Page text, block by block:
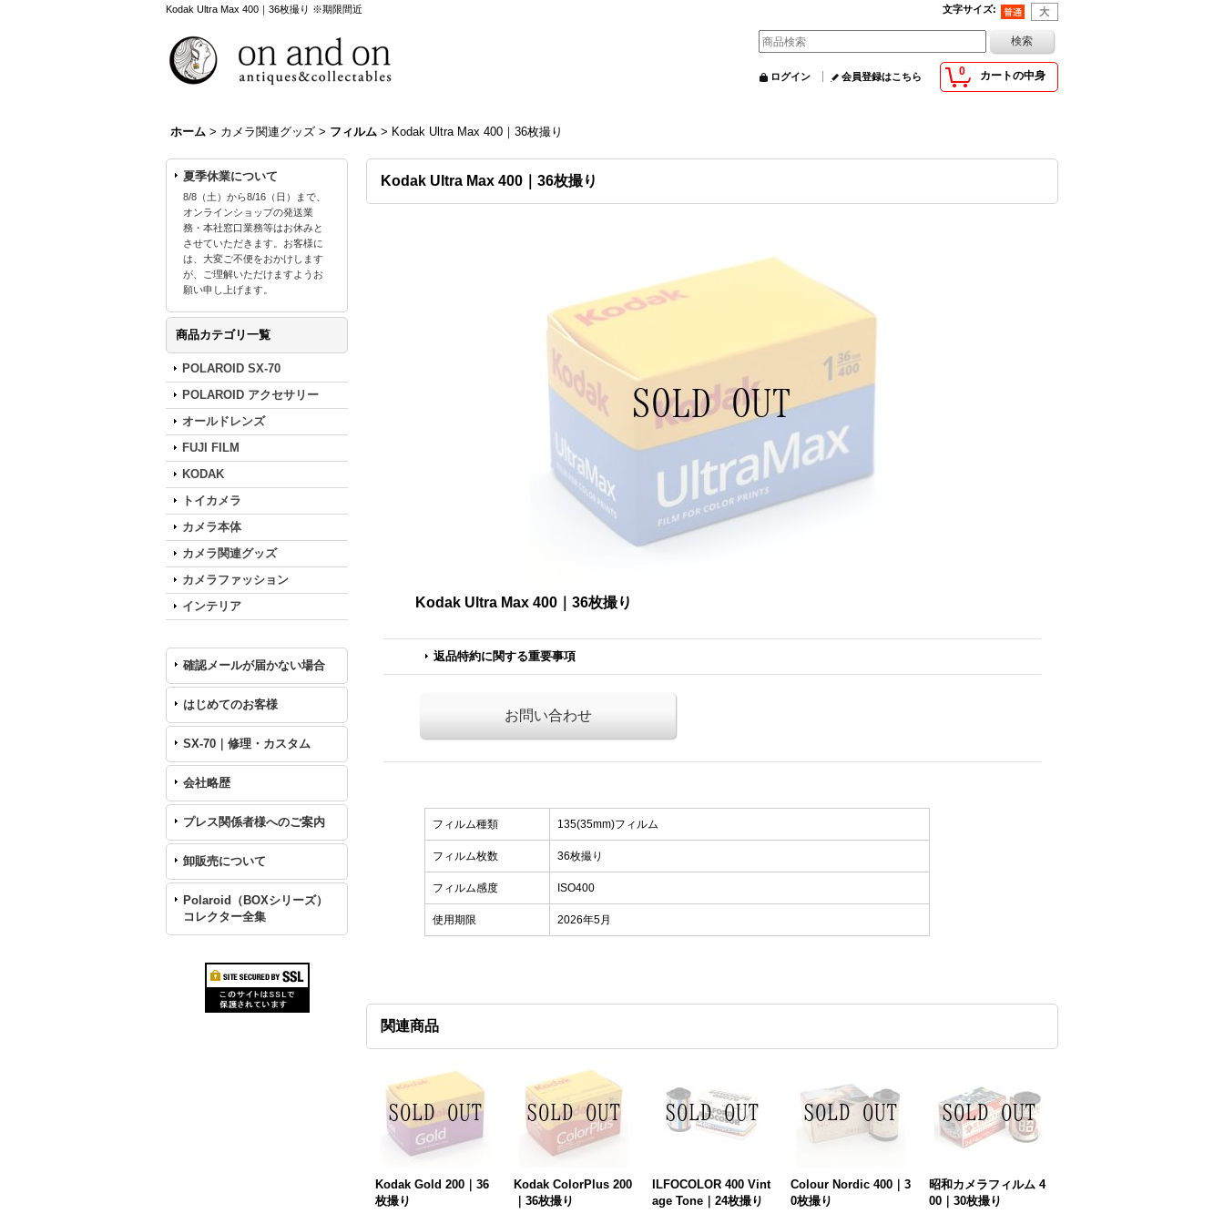
Kodak Ultra Max 400｜36枚撮り ※期限間近 文字サイズ:
0 カートの中身
ログイン 会員登録はこちら
ホーム > カメラ関連グッズ > フィルム > Kodak Ultra Max 400｜36枚撮り
夏季休業について
8/8（土）から8/16（日）まで、
オンラインショップの発送業
務・本社窓口業務等はお休みと
させていただきます。お客様に
は、大変ご不便をおかけします
が、ご理解いただけますようお
願い申し上げます。
商品カテゴリ一覧
POLAROID SX-70
POLAROID アクセサリー
オールドレンズ
FUJI FILM
KODAK
トイカメラ
カメラ本体
カメラ関連グッズ
カメラファッション
インテリア
確認メールが届かない場合
はじめてのお客様
SX-70｜修理・カスタム
会社略歴
プレス関係者様へのご案内
卸販売について
Polaroid（BOXシリーズ）
コレクター全集
Kodak Ultra Max 400｜36枚撮り
Kodak Ultra Max 400｜36枚撮り
返品特約に関する重要事項
お問い合わせ
フィルム種類 135(35mm)フィルム
フィルム枚数 36枚撮り
フィルム感度 ISO400
使用期限 2026年5月
関連商品
Kodak Gold 200｜36
枚撮り
Kodak ColorPlus 200
｜36枚撮り
ILFOCOLOR 400 Vint
age Tone｜24枚撮り
Colour Nordic 400｜3
0枚撮り
昭和カメラフィルム 4
00｜30枚撮り